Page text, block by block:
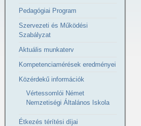
Pedagógiai Program
Szervezeti és Működési
Szabályzat
Aktuális munkaterv
Kompetenciamérések eredményei
Közérdekű információk
Vértessomlói Német
Nemzetiségi Általános Iskola
Étkezés térítési díjai